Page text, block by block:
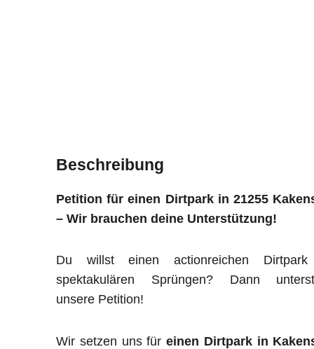
Beschreibung
Petition für einen Dirtpark in 21255
– Wir brauchen deine Unterstützung!
Du willst einen actionreichen
spektakulären Sprüngen? Dann
unsere Petition!
Wir setzen uns füreinen Dirtpark in